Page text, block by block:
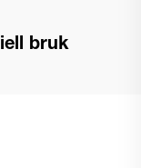
bruk